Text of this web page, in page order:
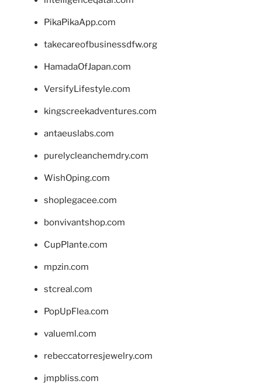
PikaPikaApp.com
takecareofbusinessdfw.org
HamadaOfJapan.com
VersifyLifestyle.com
kingscreekadventures.com
antaeuslabs.com
purelycleanchemdry.com
WishOping.com
shoplegacee.com
bonvivantshop.com
CupPlante.com
mpzin.com
stcreal.com
PopUpFlea.com
valueml.com
rebeccatorresjewelry.com
jmpbliss.com